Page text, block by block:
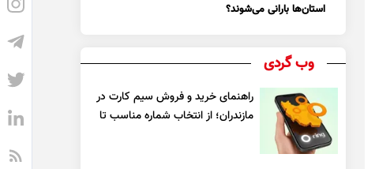
استان‌ها بارانی می‌شوند؟
وب گردی
راهنمای خرید و فروش سیم کارت در
مازندران؛ از انتخاب شماره مناسب تا